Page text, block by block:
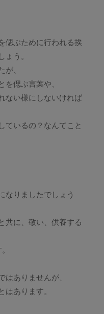
偲ぶために行われる挨
ょう。
が、
を偲ぶ言葉や、
ない様にしないければ
ているの？なんてこと
なりましたでしょう
共に、敬い、供養する
はありませんが、
はあります。